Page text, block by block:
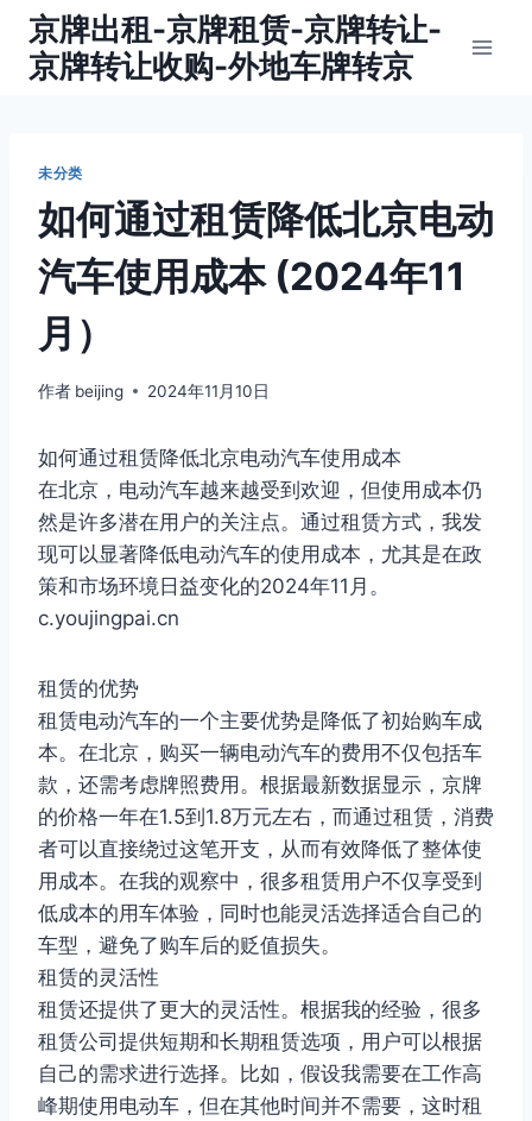
京牌出租-京牌租赁-京牌转让-
京牌转让收购-外地车牌转京
未分类
如何通过租赁降低北京电动
汽车使用成本 (2024年11
月）
作者 beijing 2024年11月10日
如何通过租赁降低北京电动汽车使用成本
在北京，电动汽车越来越受到欢迎，但使用成本仍
然是许多潜在用户的关注点。通过租赁方式，我发
现可以显著降低电动汽车的使用成本，尤其是在政
策和市场环境日益变化的2024年11月。
c.youjingpai.cn
租赁的优势
租赁电动汽车的一个主要优势是降低了初始购车成
本。在北京，购买一辆电动汽车的费用不仅包括车
款，还需考虑牌照费用。根据最新数据显示，京牌
的价格一年在1.5到1.8万元左右，而通过租赁，消费
者可以直接绕过这笔开支，从而有效降低了整体使
用成本。在我的观察中，很多租赁用户不仅享受到
低成本的用车体验，同时也能灵活选择适合自己的
车型，避免了购车后的贬值损失。
租赁的灵活性
租赁还提供了更大的灵活性。根据我的经验，很多
租赁公司提供短期和长期租赁选项，用户可以根据
自己的需求进行选择。比如，假设我需要在工作高
峰期使用电动车，但在其他时间并不需要，这时租